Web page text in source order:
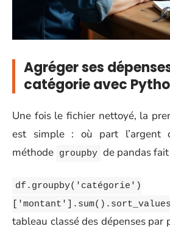
Agréger ses
catégorie avec
Une fois le fichier nettoyé, la
est simple : où part l’argent
méthode groupby de pandas
df.groupby('catégorie')
tableau classé des dépenses par